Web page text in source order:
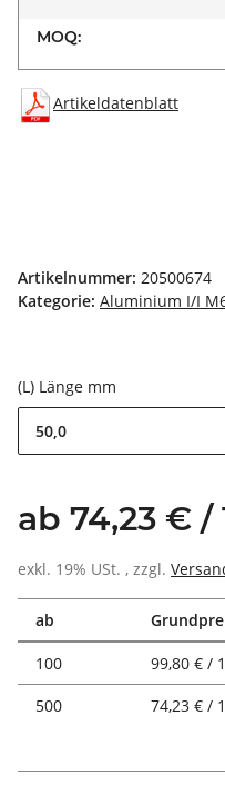
MOQ:
Artikeldatenblatt
Artikelnummer: 20500674
Kategorie: Aluminium I/I
(L) Länge mm
50,0
ab 74,23 € /
exkl. 19% USt. , zzgl.
ab
100
99,80 € /
500
74,23 € /